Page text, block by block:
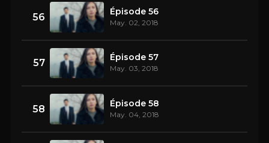
56 Épisode 56
May. 02, 2018
57 Épisode 57
May. 03, 2018
58 Épisode 58
May. 04, 2018